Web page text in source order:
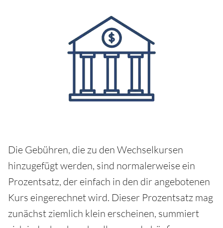
Die Gebühren, die zu den Wechselkursen
hinzugefügt werden, sind normalerweise ein
Prozentsatz, der einfach in den dir angebotenen
Kurs eingerechnet wird. Dieser Prozentsatz mag
zunächst ziemlich klein erscheinen, summiert